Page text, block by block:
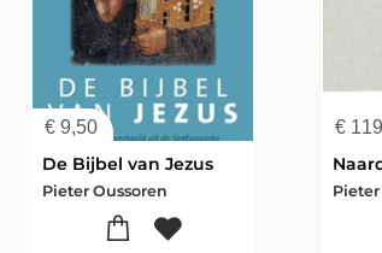
€9,50
De Bijbel van Jezus
Pieter Oussoren
€
Pieter